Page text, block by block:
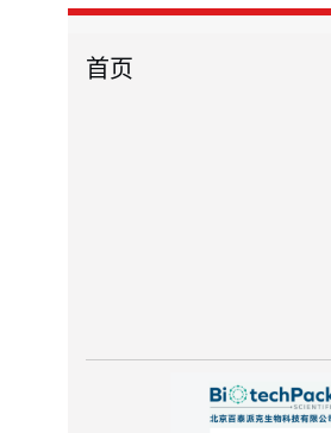
首页